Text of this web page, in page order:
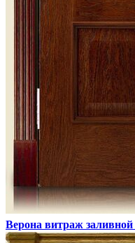
Верона витраж заливной